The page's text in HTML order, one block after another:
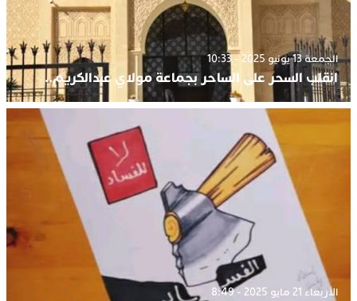
الجمعة 13 يونيو 2025 - 10:33
انقلب السحر على الساحر بجماعة مولاي عبدالكريم..
الأربعاء 21 مايو 2025 - 8:49